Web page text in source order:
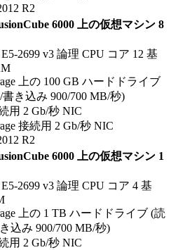
R2
6000 上の仮想マシン 8
2699 v3 論理 CPU コア 12 基
上の 100 GB ハードドライブ
き込み 900/700 MB/秒)
用 2 Gb/秒 NIC
接続用 2 Gb/秒 NIC
R2
6000 上の仮想マシン 1
2699 v3 論理 CPU コア 4 基
上の 1 TB ハードドライブ (読
込み 900/700 MB/秒)
用 2 Gb/秒 NIC